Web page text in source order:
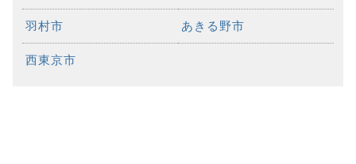
羽村市 あきる野市
西東京市